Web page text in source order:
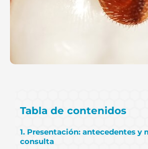
Tabla de contenidos
1. Presentación: antecedentes y
consulta